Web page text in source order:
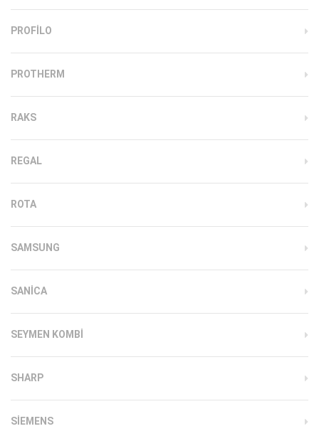
PROFILO
PROTHERM
RAKS
REGAL
ROTA
SAMSUNG
SANICA
SEYMEN KOMBI
SHARP
SIEMENS